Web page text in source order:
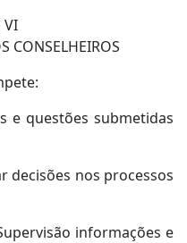
VI
CONSELHEIROS
e questões submetidas
decisões nos processos
informações e